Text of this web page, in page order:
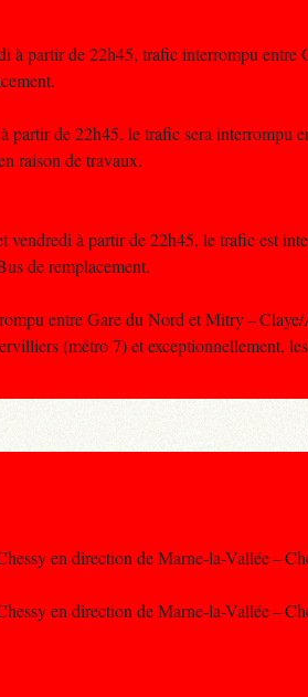
à partir de 22h45, trafic interrompu entre
partir de 22h45, le trafic sera interrompu
raison de travaux.
vendredi à partir de 22h45, le trafic est
de remplacement.
entre Gare du Nord et Mitry –
(métro 7) et exceptionnellement,
en direction de Marne-la-Vallée –
en direction de Marne-la-Vallée –